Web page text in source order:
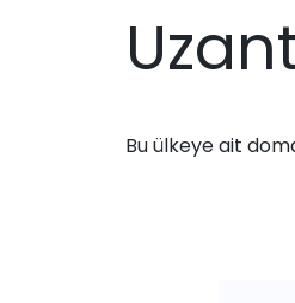
Bu ülkeye ait